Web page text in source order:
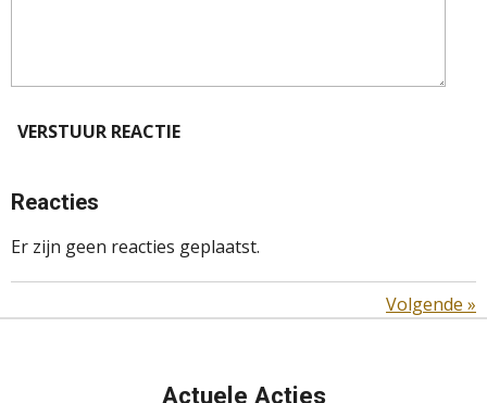
VERSTUUR REACTIE
Reacties
Er zijn geen reacties geplaatst.
Volgende »
Actuele Acties